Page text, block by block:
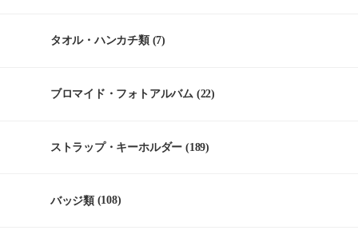
タオル・ハンカチ類(7)
ブロマイド・フォトアルバム (22)
ストラップ・キーホルダー (189)
バッジ類(108)